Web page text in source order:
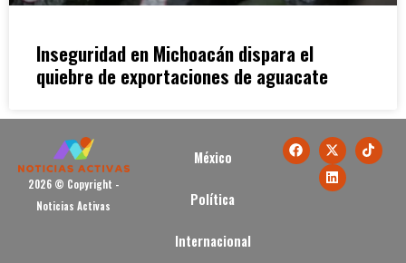
Inseguridad en Michoacán dispara el
quiebre de exportaciones de aguacate
2026 © Copyright -
Noticias Activas
México
Política
Internacional